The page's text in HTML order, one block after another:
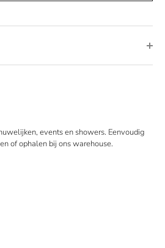
events en showers. Eenvoudig
of ophalen bij ons warehouse.